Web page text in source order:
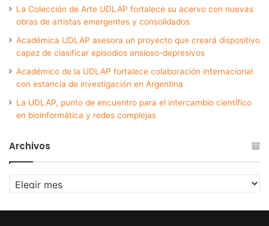
La Colección de Arte UDLAP fortalece su acervo con nuevas
obras de artistas emergentes y consolidados
Académica UDLAP asesora un proyecto que creará dispositivo
capaz de clasificar episodios ansioso-depresivos
Académico de la UDLAP fortalece colaboración internacional
con estancia de investigación en Argentina
La UDLAP, punto de encuentro para el intercambio científico
en bioinformática y redes complejas
Archivos
Archivos